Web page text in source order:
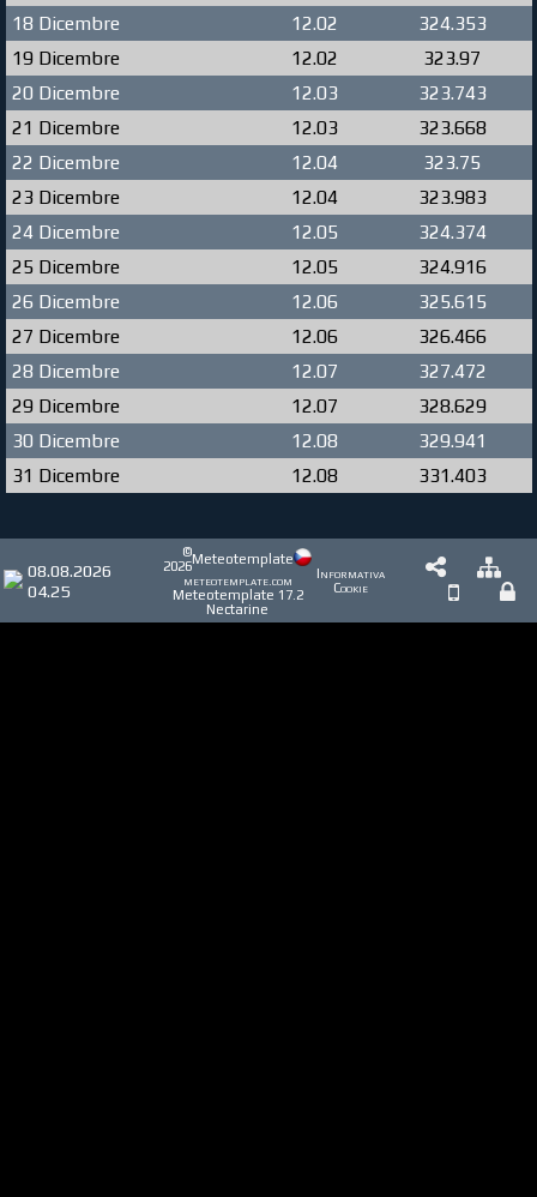
18 Dicembre
12.02
324.353
19 Dicembre
12.02
323.97
20 Dicembre
12.03
323.743
21 Dicembre
12.03
323.668
22 Dicembre
12.04
323.75
23 Dicembre
12.04
323.983
24 Dicembre
12.05
324.374
25 Dicembre
12.05
324.916
26 Dicembre
12.06
325.615
27 Dicembre
12.06
326.466
28 Dicembre
12.07
327.472
29 Dicembre
12.07
328.629
30 Dicembre
12.08
329.941
31 Dicembre
12.08 331.403
08.08.2026
04.25
©
2026Meteotemplate
meteotemplate.com
Meteotemplate 17.2
Nectarine
Informativa
Cookie